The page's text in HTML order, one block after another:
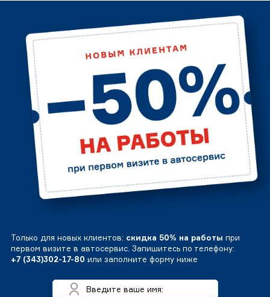
Только для новых клиентов: скидка 50% на работы при
первом визите в автосервис. Запишитесь по телефону:
+7 (343)302-17-80 или заполните форму ниже